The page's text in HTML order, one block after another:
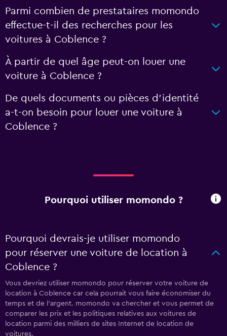
Parmi combien de prestataires momondo
effectue-t-il des recherches pour les
voitures à Coblence ?
À partir de quel âge peut-on louer une
voiture à Coblence ?
De quels documents ou pièces d'identité
a-t-on besoin pour louer une voiture à
Coblence ?
Pourquoi utiliser momondo ?
Pourquoi devrais-je utiliser momondo
pour réserver une voiture de location à
Coblence ?
Vous devriez utiliser momondo pour réserver votre voiture de
location à Coblence car cela pourrait vous faire économiser du
temps et de l'argent. momondo va chercher et vous permet de
comparer les prix et les politiques relatives aux voitures de
location parmi des milliers de sites Internet de location de
voitures.